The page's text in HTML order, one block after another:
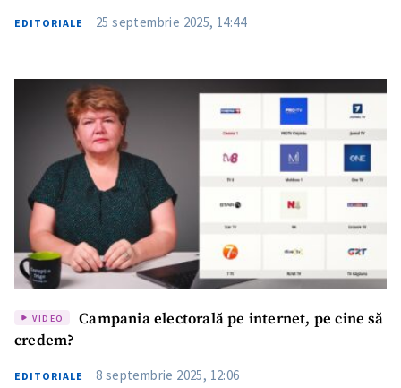
EDITORIALE 25 septembrie 2025, 14:44
VIDEO
Campania electorală pe internet, pe cine să
credem?
EDITORIALE 8 septembrie 2025, 12:06